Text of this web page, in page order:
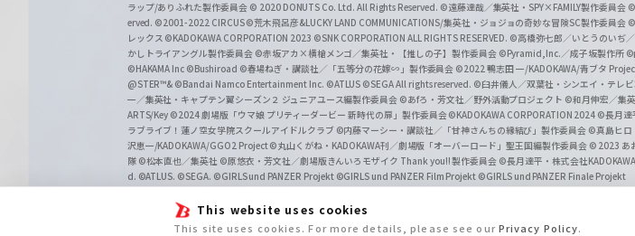
This website uses cookies
This site uses cookies. For more details, please see ourPrivacy Policy.
ラップ/ありふれた製作委員会 © 2020 DONUTS Co. Ltd. All Rights Reserved. ©遠藤達哉／集英社・SPY×FAMILY製作委員会
erved. ©2001-2022 CIRCUS©荒木飛呂彦&LUCKY LAND COMMUNICATIONS/集英社・ジョジョの奇妙な冒険SC製作委員会
レックス ©KADOKAWA CORPORATION 2023 ©SNK CORPORATION ALL RIGHTS RESERVED. ©高橋弥七郎／いとうのいぢ
かしトライアングル製作委員会 ©赤坂アカ×横槍メンゴ／集英社・【推しの子】製作委員会 ©Pyramid,Inc.／成子坂製作所 ©
©HAKAMA Inc ©Bushiroad ©春場ねぎ・講談社／「五等分の花嫁∽」製作委員会 ©2022 鴨志田 一/KADOKAWA/青ブタ
@STER™& ©Bandai Namco Entertainment Inc. ©ATLUS ©SEGA All rights reserved. ©臼井儀人／双葉社・シンエイ・テレ
一／集英社・キャプテン翼シーズン２ ジュニアユース編製作委員会 ©あfろ・芳文社／野外活動プロジェクト ©和月伸宏／集
ARTS/Key ©2024 劇場版「ウマ娘 プリティーダービー 新時代の扉」製作委員会©KADOKAWA CORPORATION 2024 ©長月達
ラブライブ！蓮ノ空女学院スクールアイドルクラブ ©内藤マーシー・講談社／「甘神さんちの縁結び」製作委員会 ©真島ヒロ
沢恵一/KADOKAWA/GGO2 Project©丸山くがね・KADOKAWA刊／劇場版「オーバーロード」聖王国編製作委員会 © 2023 あ
隊 ©松本直也／集英社 ©原悠衣・芳文社／劇場版きんいろモザイク Thank you!! 製作委員会 ©長月達平・株式会社
d. ©ATLUS. ©SEGA. ©GIRLS und PANZER Projekt ©GIRLS und PANZER Film Projekt ©GIRLS und PANZER Finale Projekt